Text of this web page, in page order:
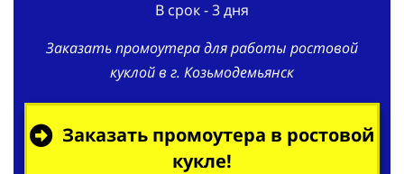
В срок - 3 дня
Заказать промоутера для работы ростовой
куклой в г. Козьмодемьянск
Заказать промоутера в ростовой
кукле!